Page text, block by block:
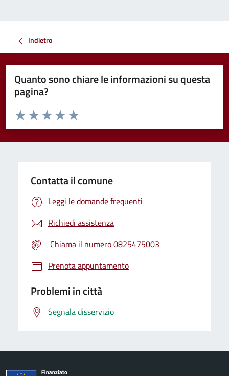
Indietro
Quanto sono chiare le informazioni su questa
pagina?
Valuta da 1 a 5 stelle la pagina
Valuta 5 stelle su 5
Valuta 4 stelle su 5
Valuta 3 stelle su 5
Valuta 2 stelle su 5
Valuta 1 stelle su 5
Contatta il comune
Leggi le domande frequenti
Richiedi assistenza
Chiama il numero 0825475003
Prenota appuntamento
Problemi in città
Segnala disservizio